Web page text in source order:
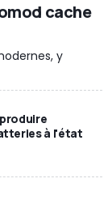
cache
y
à l'état